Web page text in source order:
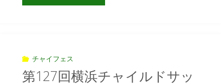
チャイフェス
第127回横浜チャイルドサッ